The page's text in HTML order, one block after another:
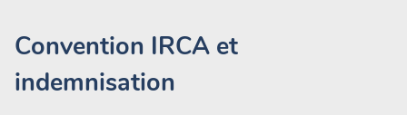
Convention IRCA et
indemnisation